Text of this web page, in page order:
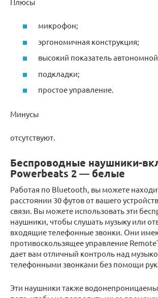
микрофон;
эргономичная конструкция;
высокий показатель
подкладки;
простое управление.
Минусы
отсутствуют.
Беспроводные наушники-
Powerbeats 2 — белые
Работая по Bluetooth, вы можете
расстоянии 30 футов от вашего
связи. Вы можете использовать эти
наушники, чтобы слушать музыку или
входящие телефонные звонки. Они
противоскользящее управление
дает вам отличный контроль над
телефонными звонками без помощи
Эти наушники также